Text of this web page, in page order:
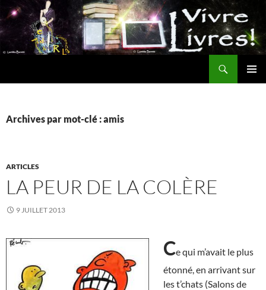
Aller
au
contenu
Archives par mot-clé : amis
ARTICLES
LA PEUR DE LA COLÈRE
9 JUILLET 2013
Ce qui m’avait le plus
étonné, en arrivant sur
les t’chats (Salons de